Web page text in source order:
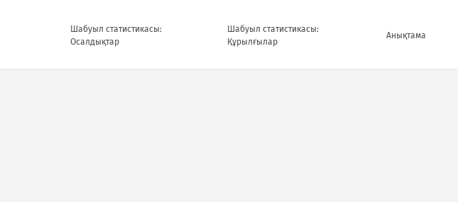
Шабуыл статистикасы:
Осалдықтар
Шабуыл статистикасы:
Құрылғылар
Анықтама